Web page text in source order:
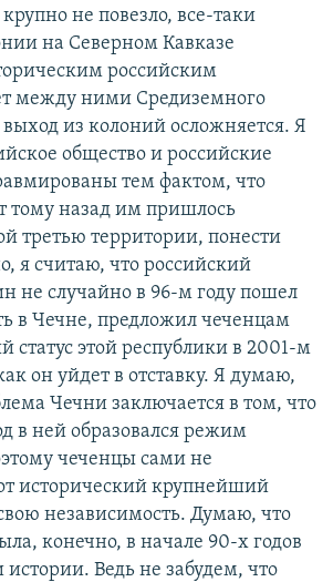
не повезло, все-таки
на Северном Кавказе
российским
между ними Средиземного
из колоний осложняется. Я
общество и российские
тем фактом, что
тому назад им пришлось
третью территории, понести
я считаю, что российский
не случайно в 96-м году пошел
в Чечне, предложил чеченцам
статус этой республики в 2001-м
он уйдет в отставку. Я думаю,
Чечни заключается в том, что
в ней образовался режим
чеченцы сами не
исторический крупнейший
независимость. Думаю, что
конечно, в начале 90-х годов
Ведь не забудем, что